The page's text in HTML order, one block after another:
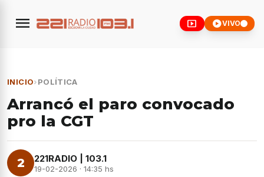
menu smart_display play_circleVIVO
INICIO›POLÍTICA
Arrancó el paro convocado
pro la CGT
2 221RADIO | 103.1
19-02-2026 · 14:35 hs